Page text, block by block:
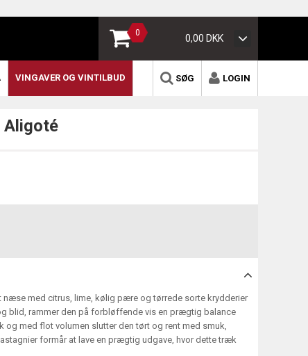
0 0,00 DKK
VINGAVER OG VINTILBUD LOGIN
SØG
Aligoté
med citrus, lime, kølig pære og tørrede sorte krydderier
blid, rammer den på forbløffende vis en prægtig balance
og med flot volumen slutter den tørt og rent med smuk,
formår at lave en prægtig udgave, hvor dette træk